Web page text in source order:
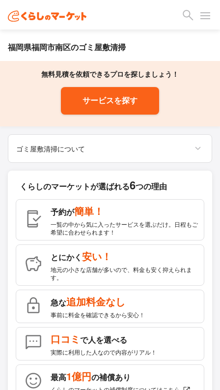
福岡県福岡市南区のゴミ屋敷清掃
無料見積を依頼できるプロを探しましょう！
サービスを探す
ゴミ屋敷清掃について
くらしのマーケットが選ばれる6つの理由
予約が簡単！
一覧の中から気に入ったサービスを選ぶだけ。日程もご
希望に合わせられます！
とにかく 安い！
地元の小さな店舗が多いので、料金も安く抑えられま
す。
急な追加料金なし
事前に料金を確認できるから安心！
口コミで人を選べる
実際に利用した人なので内容がリアル！
最高1億円の補償あり